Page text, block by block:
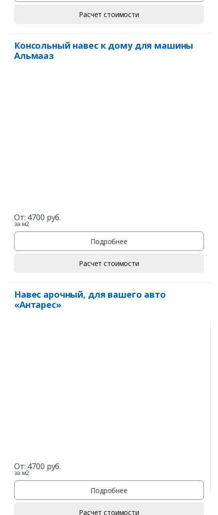
Расчет стоимости
Консольный навес к дому для машины
Альмааз
От: 4700 руб.
за м2
Подробнее
Расчет стоимости
Навес арочный, для вашего авто
«Антарес»
От: 4700 руб.
за м2
Подробнее
Расчет стоимости